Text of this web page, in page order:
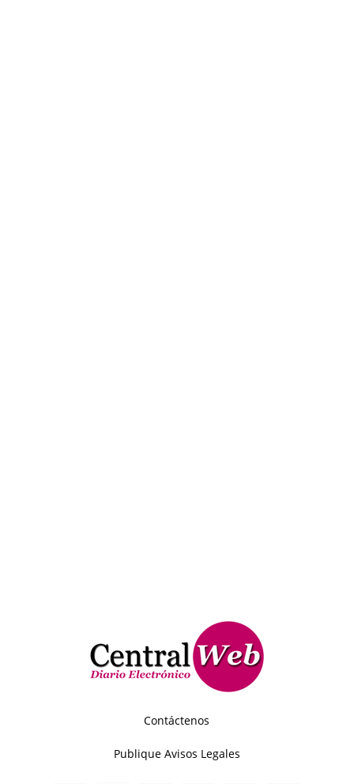
Contáctenos
Publique Avisos Legales